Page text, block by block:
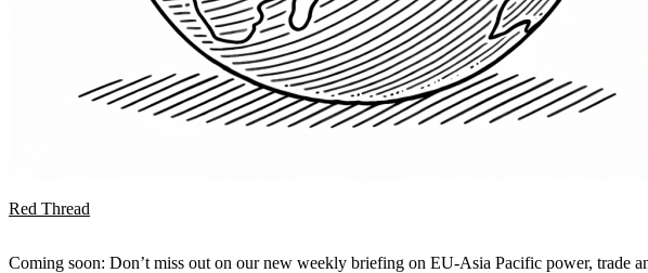
Red Thread
Coming soon: Don’t miss out on our new weekly briefing on EU-Asia Pacific power, trade